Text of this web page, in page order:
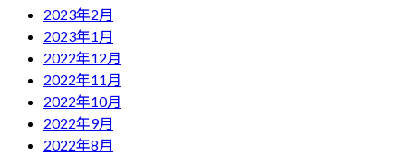
2023年2月
2023年1月
2022年12月
2022年11月
2022年10月
2022年9月
2022年8月